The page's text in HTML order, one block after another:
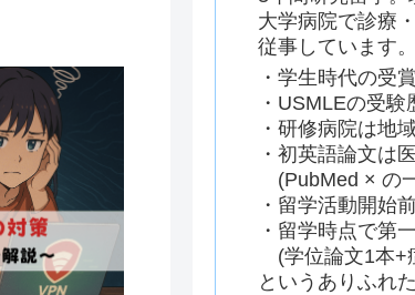
大学病院で診療
従事しています。
・学生時代の受
・USMLEの受験
・研修病院は地
・初英語論文は
(PubMed × の
・留学活動開始
・留学時点で第
(学位論文1本+
というありふれ